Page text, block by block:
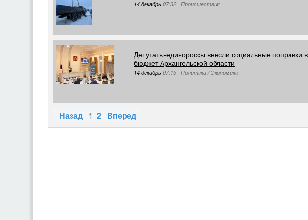
14 декабрь 07:32 | Происшествия
Депутаты-единороссы внесли социальные поправки в
бюджет Архангельской области
14 декабрь 07:15 | Политика / Экономика
Назад 1 2 Вперед